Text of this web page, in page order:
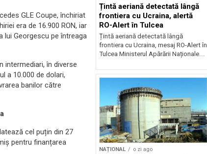
GLE Coupe, închiriat
era de 16.900 RON, iar
lui Georgescu pe întreaga
intermediari, în diverse
a 10.000 de dolari,
banilor către
cel puțin din 27
pentru finanțarea
Țintă aeriană detectată lângă
frontiera cu Ucraina, alertă
RO-Alert în Tulcea
Țintă aeriană detectată lângă
frontiera cu Ucraina, mesaj RO-Alert în
Tulcea Ministerul Apărării Naționale...
NAȚIONAL o zi ago